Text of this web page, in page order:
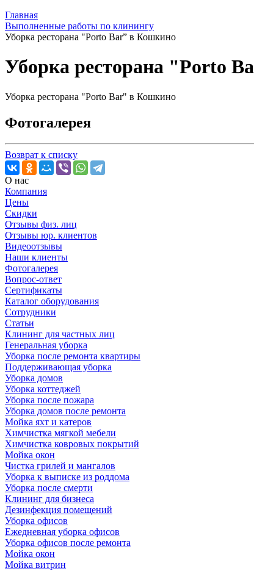
Главная
Выполненные работы по клинингу
Уборка ресторана "Porto Bar” в Кошкино
Уборка ресторана "Porto
Уборка ресторана "Porto Bar" в Кошкино
Фотогалерея
Возврат к списку
О нас
Компания
Цены
Скидки
Отзывы физ. лиц
Отзывы юр. клиентов
Видеоотзывы
Наши клиенты
Фотогалерея
Вопрос-ответ
Сертификаты
Каталог оборудования
Сотрудники
Статьи
Клининг для частных лиц
Генеральная уборка
Уборка после ремонта квартиры
Поддерживающая уборка
Уборка домов
Уборка коттеджей
Уборка после пожара
Уборка домов после ремонта
Мойка яхт и катеров
Химчистка мягкой мебели
Химчистка ковровых покрытий
Мойка окон
Чистка грилей и мангалов
Уборка к выписке из роддома
Уборка после смерти
Клининг для бизнеса
Дезинфекция помещений
Уборка офисов
Ежедневная уборка офисов
Уборка офисов после ремонта
Мойка окон
Мойка витрин